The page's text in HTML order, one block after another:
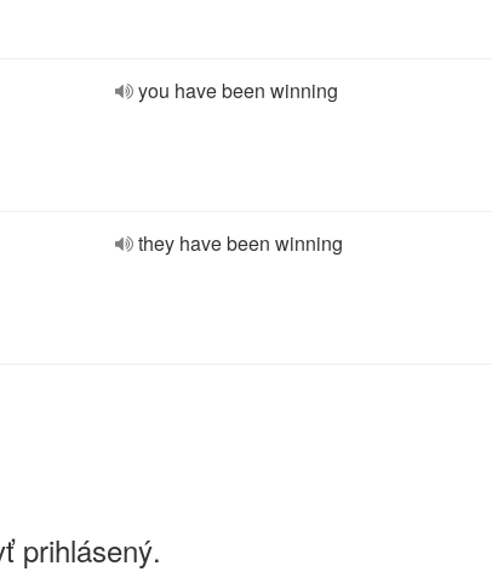
you have been winning
they have been winning
prihlásený.